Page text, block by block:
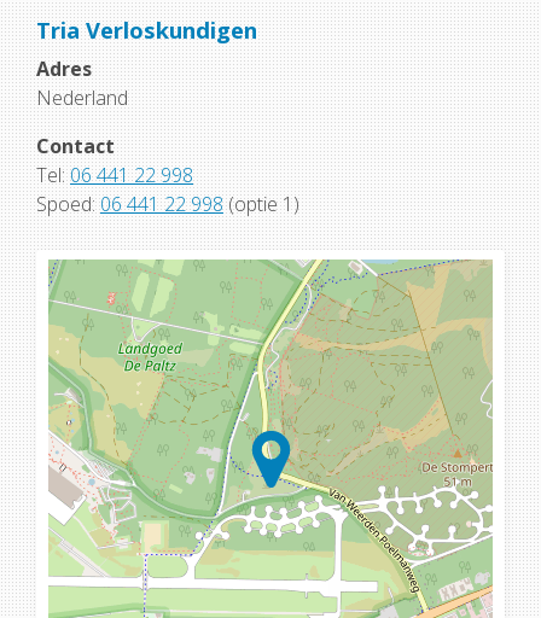
Tria Verloskundigen
Adres
Nederland
Contact
Tel:06 441 22 998
Spoed:06 441 22 998(optie 1)
Loading...